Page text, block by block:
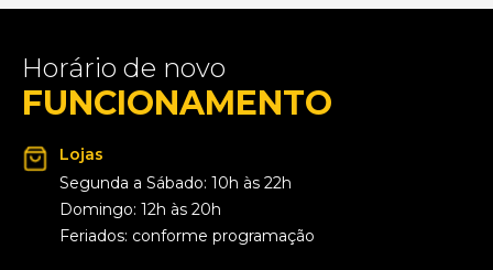
Horário de novo
FUNCIONAMENTO
Lojas
Segunda a Sábado: 10h às 22h
Domingo: 12h às 20h
Feriados: conforme programação